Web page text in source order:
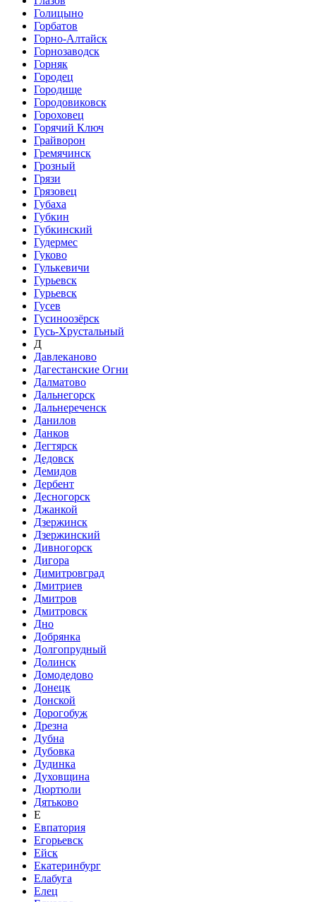
Голицыно
Горбатов
Горно-Алтайск
Горнозаводск
Горняк
Городец
Городище
Городовиковск
Гороховец
Горячий Ключ
Грайворон
Гремячинск
Грозный
Грязи
Грязовец
Губаха
Губкин
Губкинский
Гудермес
Гуково
Гулькевичи
Гурьевск
Гурьевск
Гусев
Гусиноозёрск
Гусь-Хрустальный
Д
Давлеканово
Дагестанские Огни
Далматово
Дальнегорск
Дальнереченск
Данилов
Данков
Дегтярск
Дедовск
Демидов
Дербент
Десногорск
Джанкой
Дзержинск
Дзержинский
Дивногорск
Дигора
Димитровград
Дмитриев
Дмитров
Дмитровск
Дно
Добрянка
Долгопрудный
Долинск
Домодедово
Донецк
Донской
Дорогобуж
Дрезна
Дубна
Дубовка
Дудинка
Духовщина
Дюртюли
Дятьково
Е
Евпатория
Егорьевск
Ейск
Екатеринбург
Елабуга
Елец